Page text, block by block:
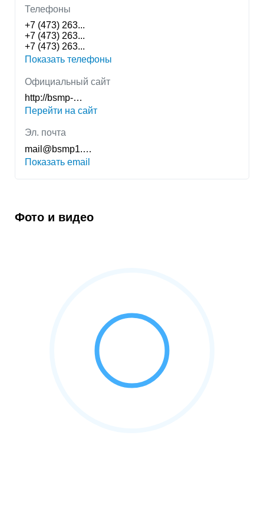
Телефоны
+7 (473) 263...
+7 (473) 263...
+7 (473) 263...
Показать телефоны
Официальный сайт
http://bsmp-…
Перейти на сайт
Эл. почта
mail@bsmp1.…
Показать email
Фото и видео